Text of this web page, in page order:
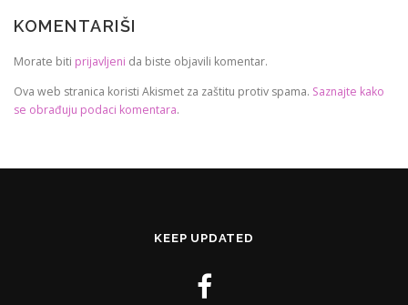
KOMENTARIŠI
Morate biti prijavljeni da biste objavili komentar.
Ova web stranica koristi Akismet za zaštitu protiv spama. Saznajte kako
se obrađuju podaci komentara.
KEEP UPDATED